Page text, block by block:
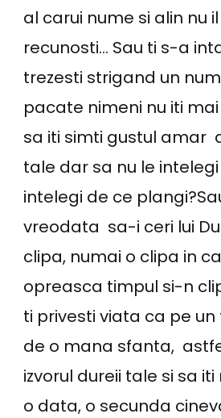
al carui nume si alin nu
recunosti… Sau ti s-a
trezesti strigand un
pacate nimeni nu iti
sa iti simti gustul amar
tale dar sa nu le
intelegi de ce
vreodata sa-i ceri lui
clipa, numai o clipa in
opreasca timpul si-n
ti privesti viata ca pe
de o mana sfanta,
izvorul dureii tale si sa
o data, o secunda